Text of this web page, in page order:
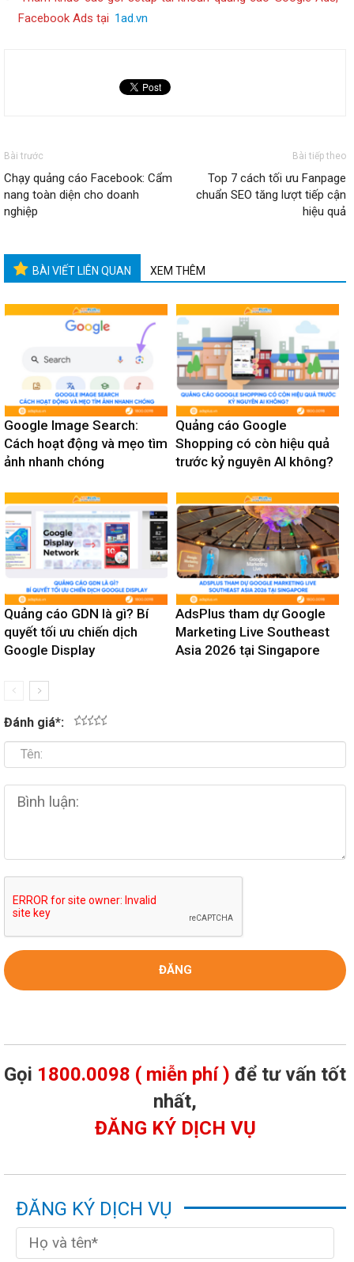
Facebook Ads tại 1ad.vn
Bài trước
Chạy quảng cáo Facebook: Cẩm
nang toàn diện cho doanh
nghiệp
Bài tiếp theo
Top 7 cách tối ưu Fanpage
chuẩn SEO tăng lượt tiếp cận
hiệu quả
BÀI VIẾT LIÊN QUAN XEM THÊM
Google Image Search:
Cách hoạt động và mẹo tìm
ảnh nhanh chóng
Quảng cáo Google
Shopping có còn hiệu quả
trước kỷ nguyên AI không?
Quảng cáo GDN là gì? Bí
quyết tối ưu chiến dịch
Google Display
AdsPlus tham dự Google
Marketing Live Southeast
Asia 2026 tại Singapore
Đánh giá*:
Gọi 1800.0098 ( miễn phí ) để tư vấn tốt
nhất,
ĐĂNG KÝ DỊCH VỤ
ĐĂNG KÝ DỊCH VỤ